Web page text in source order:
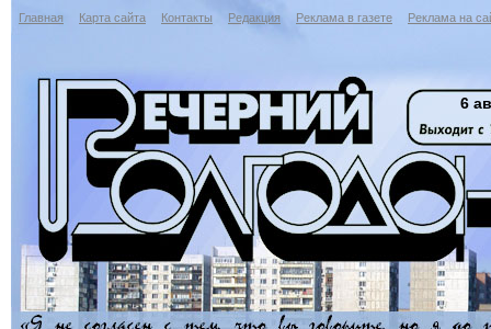
Главная Карта сайта Контакты Редакция Реклама в газете Реклама на
6